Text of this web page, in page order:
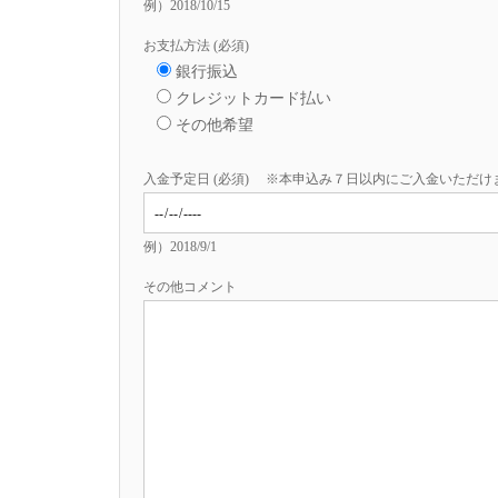
例）2018/10/15
お支払方法 (必須)
銀行振込
クレジットカード払い
その他希望
入金予定日 (必須) ※本申込み７日以内にご入金いただけ
例）2018/9/1
その他コメント